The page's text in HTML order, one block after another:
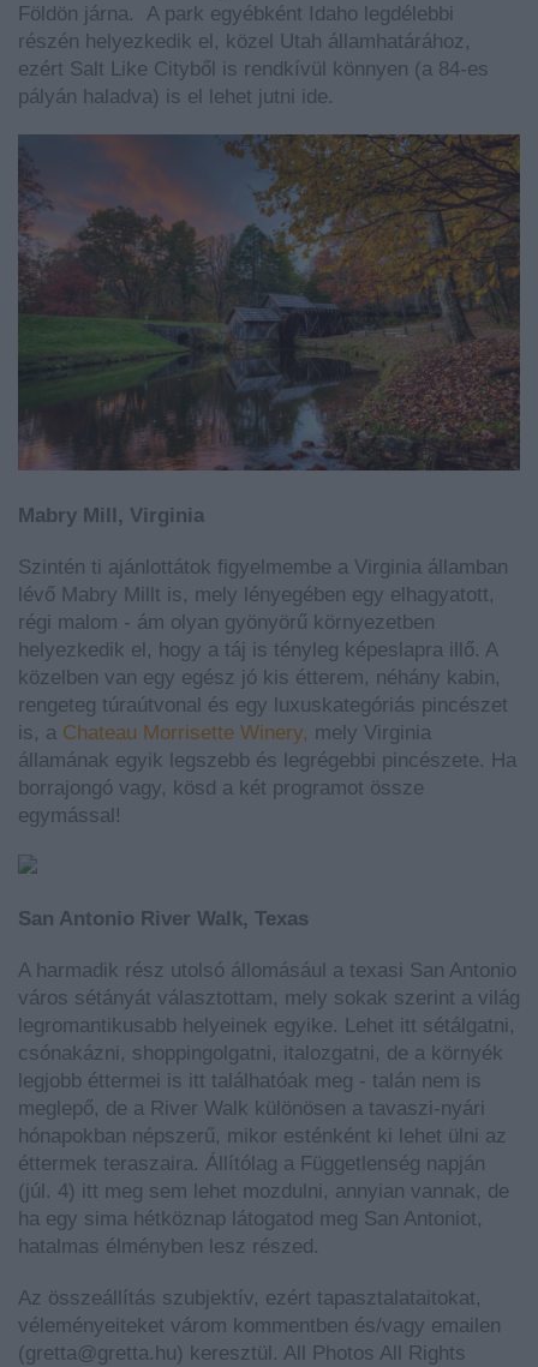
Földön járna. A park egyébként Idaho legdélebbi
részén helyezkedik el, közel Utah államhatárához,
ezért Salt Like Cityből is rendkívül könnyen (a 84-es
pályán haladva) is el lehet jutni ide.
Mabry Mill, Virginia
Szintén ti ajánlottátok figyelmembe a Virginia államban
lévő Mabry Millt is, mely lényegében egy elhagyatott,
régi malom - ám olyan gyönyörű környezetben
helyezkedik el, hogy a táj is tényleg képeslapra illő. A
közelben van egy egész jó kis étterem, néhány kabin,
rengeteg túraútvonal és egy luxuskategóriás pincészet
is, a Chateau Morrisette Winery, mely Virginia
államának egyik legszebb és legrégebbi pincészete. Ha
borrajongó vagy, kösd a két programot össze
egymással!
San Antonio River Walk, Texas
A harmadik rész utolsó állomásául a texasi San Antonio
város sétányát választottam, mely sokak szerint a világ
legromantikusabb helyeinek egyike. Lehet itt sétálgatni,
csónakázni, shoppingolgatni, italozgatni, de a környék
legjobb éttermei is itt találhatóak meg - talán nem is
meglepő, de a River Walk különösen a tavaszi-nyári
hónapokban népszerű, mikor esténként ki lehet ülni az
éttermek teraszaira. Állítólag a Függetlenség napján
(júl. 4) itt meg sem lehet mozdulni, annyian vannak, de
ha egy sima hétköznap látogatod meg San Antoniot,
hatalmas élményben lesz részed.
Az összeállítás szubjektív, ezért tapasztalataitokat,
véleményeiteket várom kommentben és/vagy emailen
(gretta@gretta.hu) keresztül. All Photos All Rights